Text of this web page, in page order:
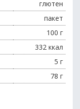
глютен
пакет
100 г
332 ккал
5 г
78 г